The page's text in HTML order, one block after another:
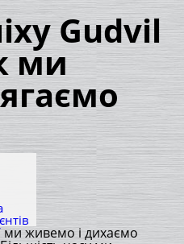
Gudvil
ми
ми живемо і дихаємо